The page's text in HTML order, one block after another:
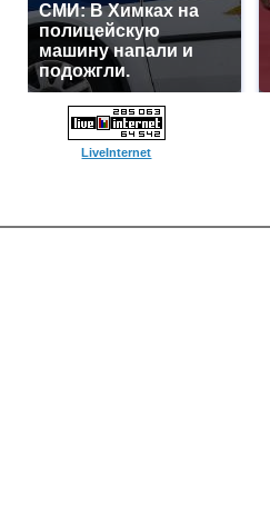
СМИ: В Химках на
полицейскую
машину напали и
подожгли.
LiveInternet